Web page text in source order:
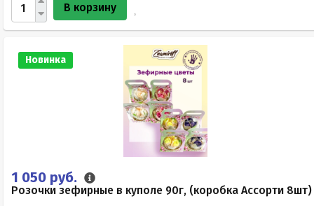
В корзину
Новинка
1 050 руб.
Розочки зефирные в куполе 90г, (коробка Ассорти 8шт)